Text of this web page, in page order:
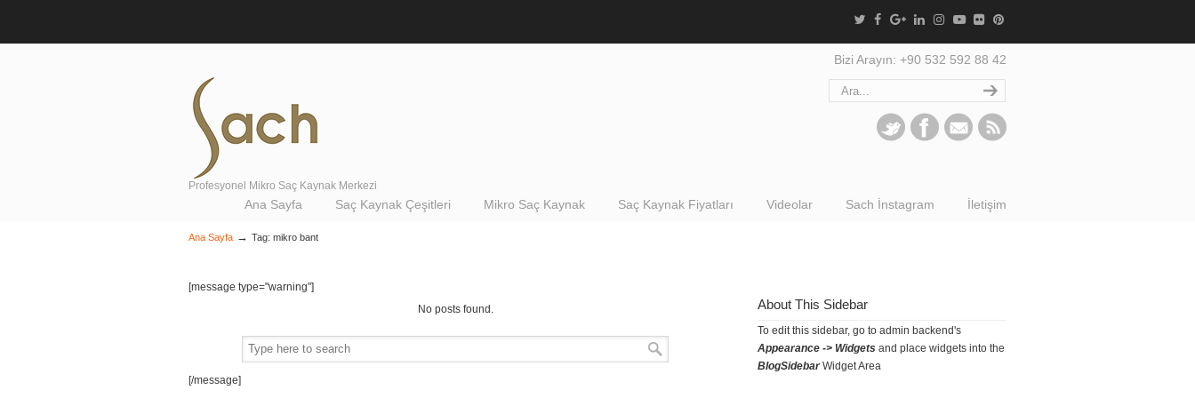
Profesyonel Mikro Saç Kaynak Merkezi
Bizi Arayın: +90 532 592 88 42
Ana Sayfa Saç Kaynak Çeşitleri Mikro Saç Kaynak Saç Kaynak Fiyatları Videolar Sach İnstagram İletişim
Navigation
Ana Sayfa → Tag: mikro bant
[message type="warning"]
No posts found.
[/message]
About This Sidebar
To edit this sidebar, go to admin backend's
Appearance -> Widgets and place widgets into the
BlogSidebarWidget Area